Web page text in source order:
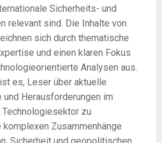
Sicherheits- und
relevant sind. Die Inhalte von
sich durch thematische
und einen klaren Fokus
Analysen aus.
es, Leser über aktuelle
Herausforderungen im
zu
Zusammenhänge